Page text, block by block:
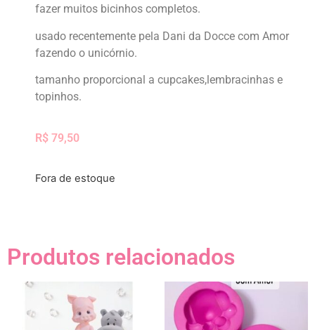
fazer muitos bicinhos completos.
usado recentemente pela Dani da Docce com Amor
fazendo o unicórnio.
tamanho proporcional a cupcakes,lembracinhas e
topinhos.
R$ 79,50
Fora de estoque
Produtos relacionados